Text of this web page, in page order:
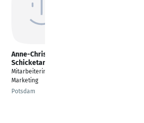
Anne-Christin
Schicketanz
Mitarbeiterin im
Marketing
Potsdam